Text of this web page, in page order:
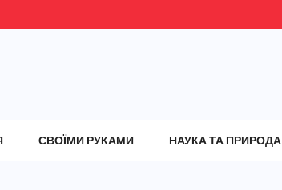
СВОЇМИ РУКАМИ НАУКА ТА ПРИРОДА